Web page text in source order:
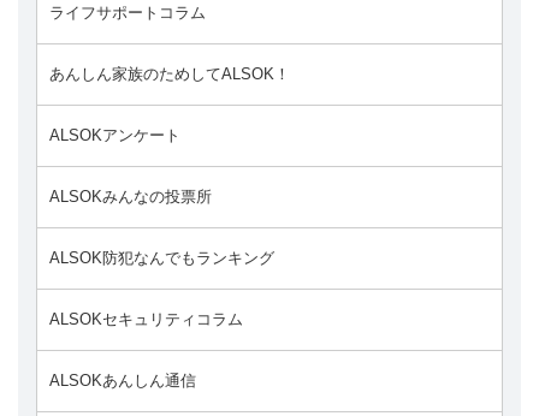
ライフサポートコラム
あんしん家族のためしてALSOK！
ALSOKアンケート
ALSOKみんなの投票所
ALSOK防犯なんでもランキング
ALSOKセキュリティコラム
ALSOKあんしん通信